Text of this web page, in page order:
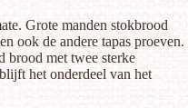
Grote manden stokbrood
ook de andere tapas proeven.
brood met twee sterke
het onderdeel van het